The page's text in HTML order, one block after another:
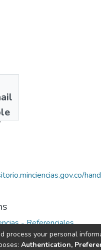
- Referenciales
page
process your personal
Authentication,